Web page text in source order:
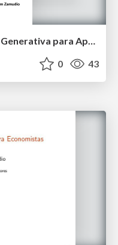
CLAUDE AI : Dominando la IA Generativa para Aplicaciones Técnicas y Analíticas
0 43